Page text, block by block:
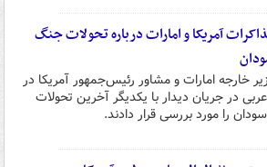
آمریکا و امارات درباره تحولات جنگ
خارجه امارات و مشاور رئیس‌جمهور آمریکا در
در جریان دیدار با یکدیگر آخرین تحولات
را مورد بررسی قرار دادند.